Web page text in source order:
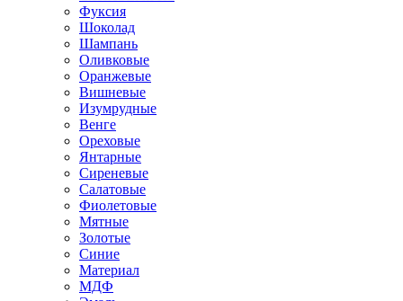
Фуксия
Шоколад
Шампань
Оливковые
Оранжевые
Вишневые
Изумрудные
Венге
Ореховые
Янтарные
Сиреневые
Салатовые
Фиолетовые
Мятные
Золотые
Синие
Материал
МДФ